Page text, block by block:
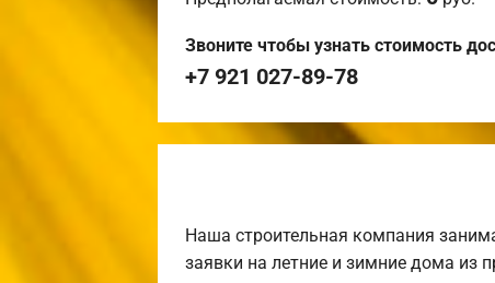
Звоните чтобы узнать стоимость
+7 921 027-89-78
Наша строительная компания
заявки на летние и зимние дома из